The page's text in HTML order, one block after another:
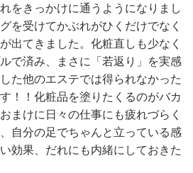
をきっかけに通うようになりまし
を受けてかぶれがひくだけでなく
出てきました。化粧直しも少なく
で済み、まさに「若返り」を実感
た他のエステでは得られなかった
！！化粧品を塗りたくるのがバカ
まけに日々の仕事にも疲れづらく
自分の足でちゃんと立っている感
効果、だれにも内緒にしておきた